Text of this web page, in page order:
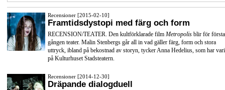
Recensioner [2015-02-10]
Framtidsdystopi med färg och form
RECENSION/TEATER. Den kultförklarade film Metropolis blir för första
gången teater. Malin Stenbergs går all in vad gäller färg, form och stora
uttryck, ibland på bekostnad av storyn, tycker Anna Hedelius, som har
på Kulturhuset Stadsteatern.
Recensioner [2014-12-30]
Dräpande dialogduell